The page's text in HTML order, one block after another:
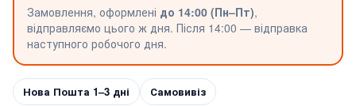
Замовлення, оформлені до 14:00 (Пн–Пт),
відправляємо цього ж дня. Після 14:00 — відправка
наступного робочого дня.
Нова Пошта 1–3 дні Самовивіз